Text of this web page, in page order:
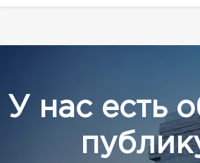
У нас есть